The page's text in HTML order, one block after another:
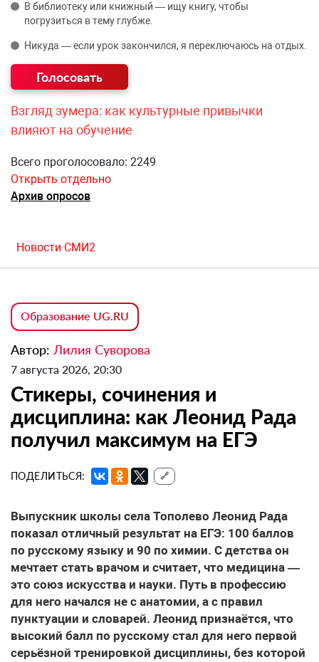
В библиотеку или книжный — ищу книгу, чтобы
погрузиться в тему глубже.
Никуда — если урок закончился, я переключаюсь на отдых.
Взгляд зумера: как культурные привычки
влияют на обучение
Всего проголосовало: 2249
Открыть отдельно
Архив опросов
Новости СМИ2
Образование UG.RU
Автор: Лилия Суворова
7 августа 2026, 20:30
Стикеры, сочинения и
дисциплина: как Леонид Рада
получил максимум на ЕГЭ
ПОДЕЛИТЬСЯ: 🔗
Выпускник школы села Тополево Леонид Рада
показал отличный результат на ЕГЭ: 100 баллов
по русскому языку и 90 по химии. С детства он
мечтает стать врачом и считает, что медицина —
это союз искусства и науки. Путь в профессию
для него начался не с анатомии, а с правил
пунктуации и словарей. Леонид признаётся, что
высокий балл по русскому стал для него первой
серьёзной тренировкой дисциплины, без которой